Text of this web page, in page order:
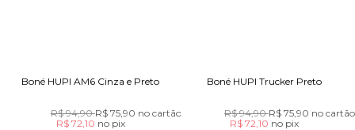
Boné HUPI AM6 Cinza e Preto
R$ 94,90R$ 75,90 no cartão
R$ 72,10 no pix
Boné HUPI Trucker Preto
R$ 94,90R$ 75,90 no cartão
R$ 72,10 no pix